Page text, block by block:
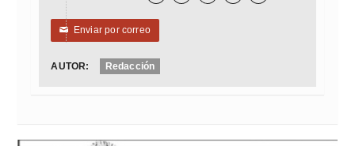
✉ Enviar por correo
AUTOR: Redacción